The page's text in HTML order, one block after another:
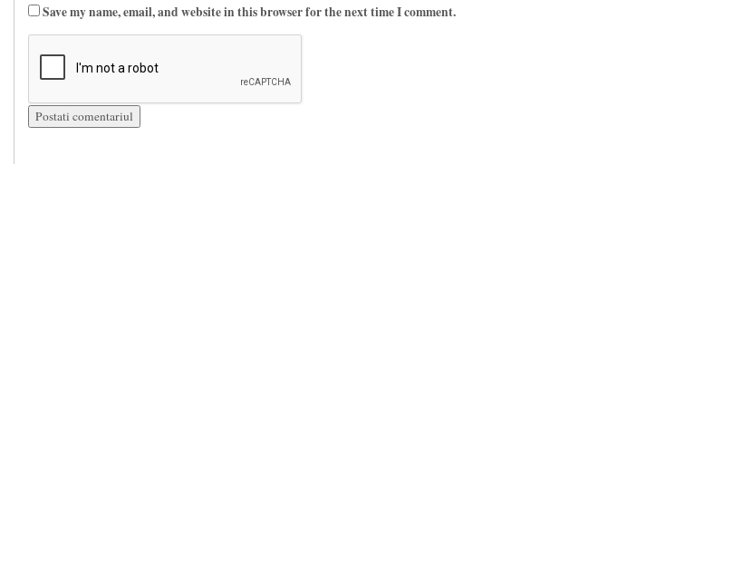
Save my name, email, and website in this browser for the next time I comment.